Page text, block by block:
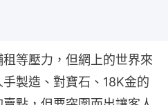
等壓力，但網上的世界來
製造、對寶石、18K金的